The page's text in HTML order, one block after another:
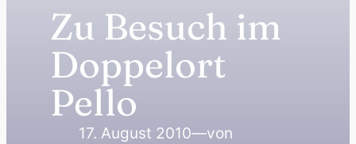
Zu Besuch im
Doppelort
Pello
17. August 2010—von